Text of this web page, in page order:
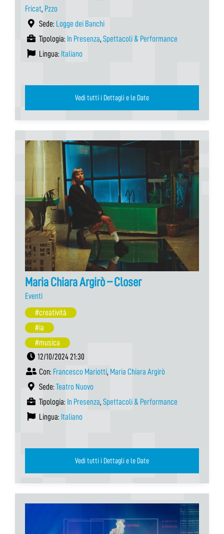
Fricat, Pzzo
Sede: Logge dei Banchi
Tipologia: In Presenza, Spettacoli & Performance
Lingua: Italiano
Vedi tutti i Dettagli e le Date
Maria Chiara Argirò – Closer
Eventi
#creatività
#ia
#musica
12/10/2024 21:30
Con: Francesco Mariotti, Maria Chiara Argirò
Sede: Teatro Nuovo
Tipologia: In Presenza, Spettacoli & Performance
Lingua: Italiano
Vedi tutti i Dettagli e le Date